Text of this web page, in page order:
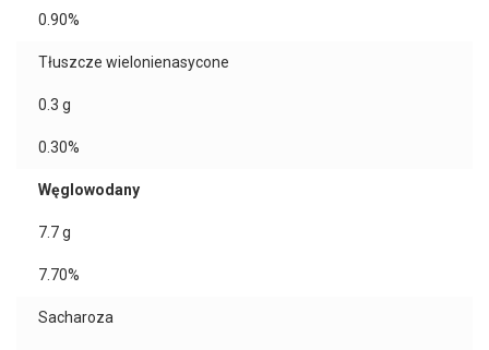
0.90%
Tłuszcze wielonienasycone
0.3 g
0.30%
Węglowodany
7.7g
7.70%
Sacharoza